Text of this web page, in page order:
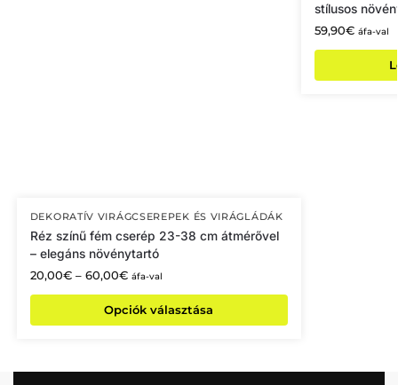
DEKORATÍV VIRÁGCSEREPEK ÉS VIRÁGLÁDÁK
Réz színű fém cserép 23-38 cm átmérővel
– elegáns növénytartó
20,00€ – 60,00€ áfa-val
Opciók választása
stílusos
59,90€ áfa-val